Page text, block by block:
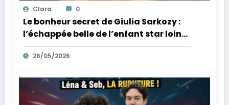
Clara 0
Le bonheur secret de Giulia Sarkozy :
l’échappée belle de l’enfant star loin
des tumultes familiaux.
26/05/2026